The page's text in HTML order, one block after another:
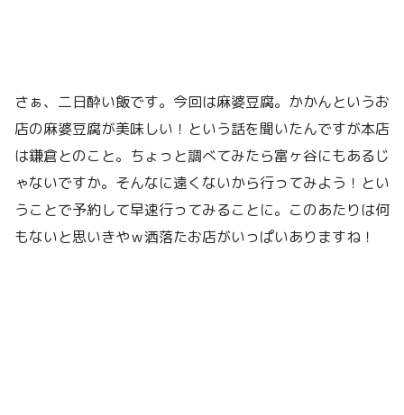
さぁ、二日酔い飯です。今回は麻婆豆腐。かかんというお
店の麻婆豆腐が美味しい！という話を聞いたんですが本店
は鎌倉とのこと。ちょっと調べてみたら富ヶ谷にもあるじ
ゃないですか。そんなに遠くないから行ってみよう！とい
うことで予約して早速行ってみることに。このあたりは何
もないと思いきやｗ洒落たお店がいっぱいありますね！